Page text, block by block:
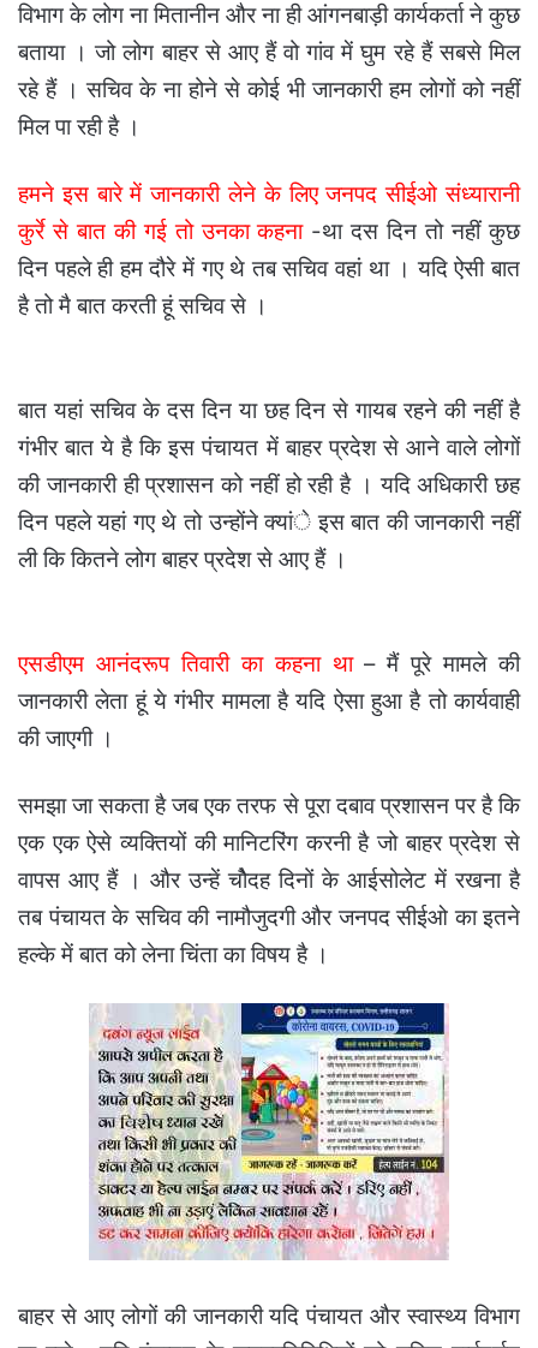
विभाग के लोग ना मितानीन और ना ही आंगनबाड़ी कार्यकर्ता ने कुछ
बताया । जो लोग बाहर से आए हैं वो गांव में घुम रहे हैं सबसे मिल
रहे हैं । सचिव के ना होने से कोई भी जानकारी हम लोगों को नहीं
मिल पा रही है ।
हमने इस बारे में जानकारी लेने के लिए जनपद सीईओ संध्यारानी
कुर्रे से बात की गई तो उनका कहना-था दस दिन तो नहीं कुछ
दिन पहले ही हम दौरे में गए थे तब सचिव वहां था । यदि ऐसी बात
है तो मै बात करती हूं सचिव से ।
बात यहां सचिव के दस दिन या छह दिन से गायब रहने की नहीं है
गंभीर बात ये है कि इस पंचायत में बाहर प्रदेश से आने वाले लोगों
की जानकारी ही प्रशासन को नहीं हो रही है । यदि अधिकारी छह
दिन पहले यहां गए थे तो उन्होंने क्यांे इस बात की जानकारी नहीं
ली कि कितने लोग बाहर प्रदेश से आए हैं ।
एसडीएम आनंदरूप तिवारी का कहना था– मैं पूरे मामले की
जानकारी लेता हूं ये गंभीर मामला है यदि ऐसा हुआ है तो कार्यवाही
की जाएगी ।
समझा जा सकता है जब एक तरफ से पूरा दबाव प्रशासन पर है कि
एक एक ऐसे व्यक्तियों की मानिटरिंग करनी है जो बाहर प्रदेश से
वापस आए हैं । और उन्हें चोैदह दिनों के आईसोलेट में रखना है
तब पंचायत के सचिव की नामौजुदगी और जनपद सीईओ का इतने
हल्के में बात को लेना चिंता का विषय है ।
बाहर से आए लोगों की जानकारी यदि पंचायत और स्वास्थ्य विभाग